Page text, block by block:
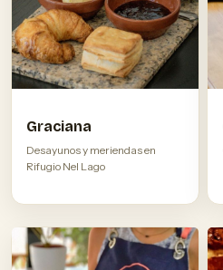
Graciana
Desayunos y meriendas en
Rifugio Nel Lago